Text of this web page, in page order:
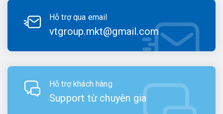
Hỗ trợ qua email
vtgroup.mkt@gmail.com
Hỗ trợ khách hàng
Support từ chuyên gia